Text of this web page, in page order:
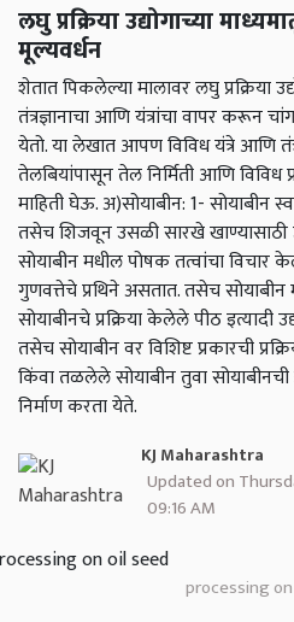
लघु प्रक्रिया उद्योगाच्या
मूल्यवर्धन
शेतात पिकलेल्या मालावर लघु प्रक्रिया
तंत्रज्ञानाचा आणि यंत्रांचा वापर करून
येतो. या लेखात आपण विविध यंत्रे आणि
तेलबियांपासून तेल निर्मिती आणि विविध
माहिती घेऊ. अ)सोयाबीन: 1-
तसेच शिजवून उसळी सारखे
सोयाबीन मधील पोषक तत्वांचा विचार
गुणवत्तेचे प्रथिने असतात. तसेच
सोयाबीनचे प्रक्रिया केलेले पीठ इत्यादी
तसेच सोयाबीन वर विशिष्ट प्रकारची
किंवा तळलेले सोयाबीन तुवा
निर्माण करता येते.
KJ Maharashtra
Updated on
09:16 AM
processing